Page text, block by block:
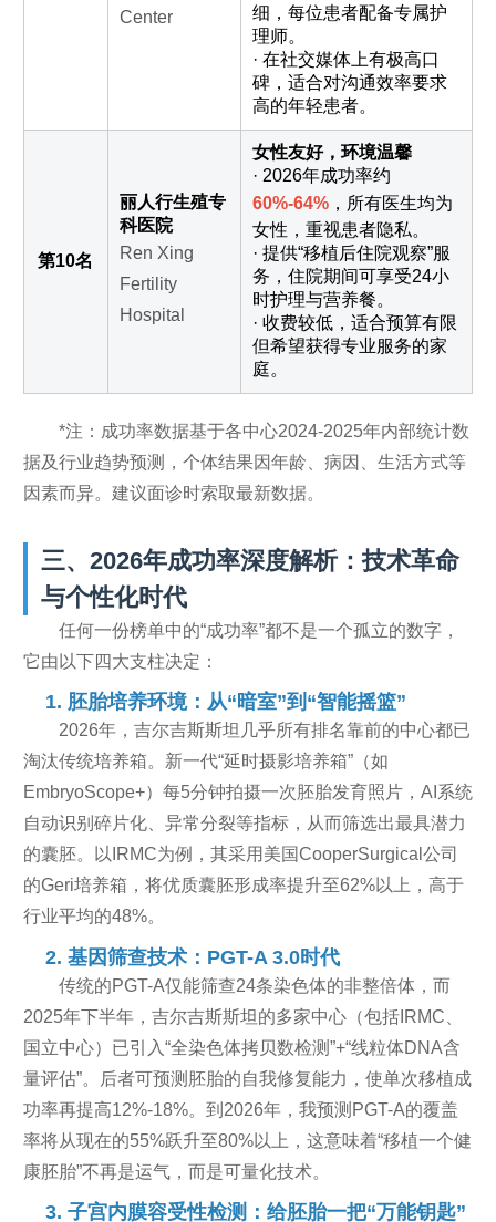
Center
细，每位患者配备专属护
理师。
· 在社交媒体上有极高口
碑，适合对沟通效率要求
高的年轻患者。
第10名
丽人行生殖专
科医院
Ren Xing
Fertility
Hospital
女性友好，环境温馨
· 2026年成功率约
60%-64%，所有医生均为
女性，重视患者隐私。
· 提供“移植后住院观察”服
务，住院期间可享受24小
时护理与营养餐。
· 收费较低，适合预算有限
但希望获得专业服务的家
庭。
*注：成功率数据基于各中心2024-2025年内部统计数
据及行业趋势预测，个体结果因年龄、病因、生活方式等
因素而异。建议面诊时索取最新数据。
三、2026年成功率深度解析：技术革命
与个性化时代
任何一份榜单中的“成功率”都不是一个孤立的数字，
它由以下四大支柱决定：
1. 胚胎培养环境：从“暗室”到“智能摇篮”
2026年，吉尔吉斯斯坦几乎所有排名靠前的中心都已
淘汰传统培养箱。新一代“延时摄影培养箱”（如
EmbryoScope+）每5分钟拍摄一次胚胎发育照片，AI系统
自动识别碎片化、异常分裂等指标，从而筛选出最具潜力
的囊胚。以IRMC为例，其采用美国CooperSurgical公司
的Geri培养箱，将优质囊胚形成率提升至62%以上，高于
行业平均的48%。
2. 基因筛查技术：PGT-A 3.0时代
传统的PGT-A仅能筛查24条染色体的非整倍体，而
2025年下半年，吉尔吉斯斯坦的多家中心（包括IRMC、
国立中心）已引入“全染色体拷贝数检测”+“线粒体DNA含
量评估”。后者可预测胚胎的自我修复能力，使单次移植成
功率再提高12%-18%。到2026年，我预测PGT-A的覆盖
率将从现在的55%跃升至80%以上，这意味着“移植一个健
康胚胎”不再是运气，而是可量化技术。
3. 子宫内膜容受性检测：给胚胎一把“万能钥匙”